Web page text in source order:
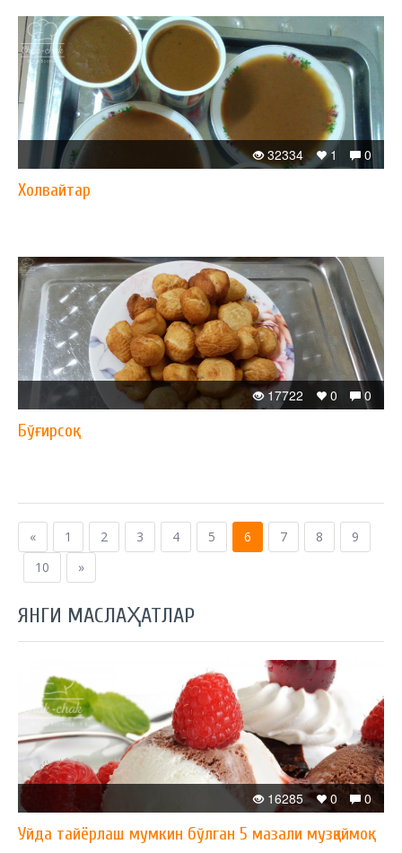
0
1
32334
Xолвайтар
0
0
17722
Бўғирсоқ
« 1 2 3 4 5 6 7 8
9
10
»
ЯНГИ МАСЛАҲАТЛАР
0
0
16285
Уйда тайёрлаш мумкин бўлган 5 мазали музқаймоқ